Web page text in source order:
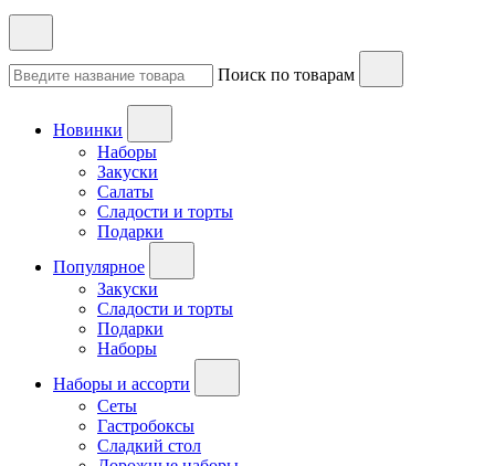
Поиск по товарам
Новинки
Наборы
Закуски
Салаты
Сладости и торты
Подарки
Популярное
Закуски
Сладости и торты
Подарки
Наборы
Наборы и ассорти
Сеты
Гастробоксы
Сладкий стол